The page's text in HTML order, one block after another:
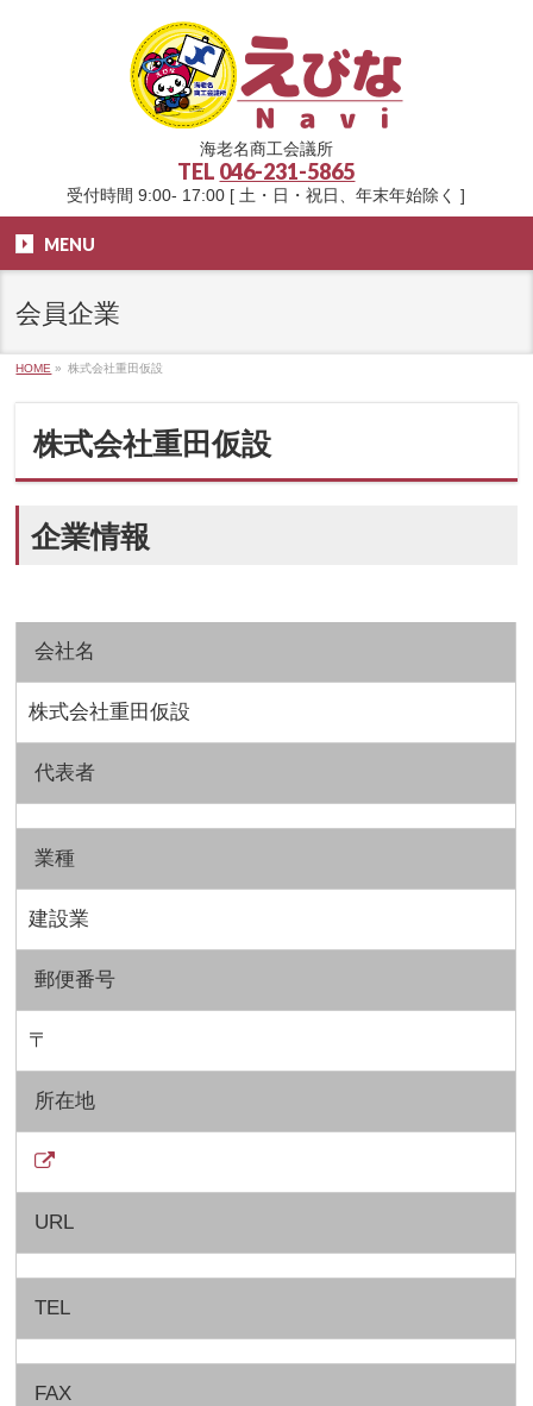
海老名商工会議所
TEL 046-231-5865
受付時間 9:00- 17:00 [ 土・日・祝日、年末年始除く ]
MENU
会員企業
HOME » 株式会社重田仮設
株式会社重田仮設
企業情報
会社名
株式会社重田仮設
代表者
業種
建設業
郵便番号
〒
所在地
URL
TEL
FAX